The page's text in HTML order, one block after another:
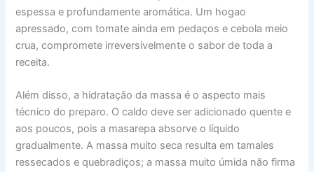
espessa e profundamente aromática. Um hogao
apressado, com tomate ainda em pedaços e cebola meio
crua, compromete irreversivelmente o sabor de toda a
receita.
Além disso, a hidratação da massa é o aspecto mais
técnico do preparo. O caldo deve ser adicionado quente e
aos poucos, pois a masarepa absorve o líquido
gradualmente. A massa muito seca resulta em tamales
ressecados e quebradiços; a massa muito úmida não firma